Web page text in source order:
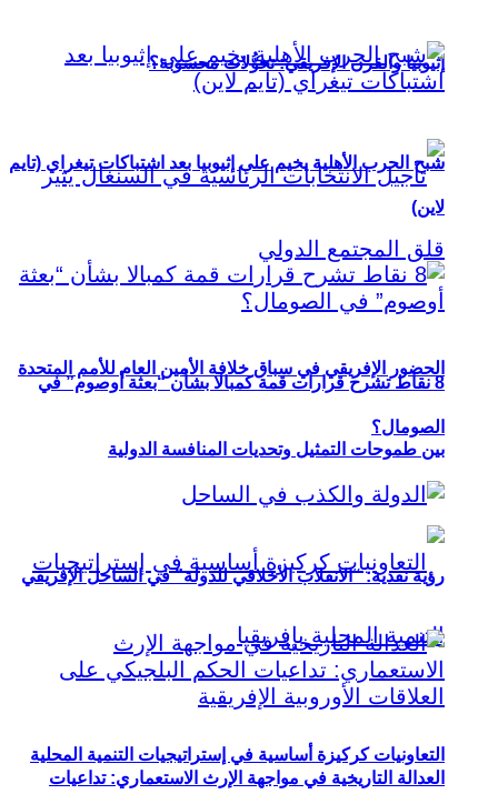
إثيوبيا والقرن الإفريقي: تحوُّلات محسوبة؟
الحضور الإفريقي في سباق خلافة الأمين العام للأمم المتحدة
بين طموحات التمثيل وتحديات المنافسة الدولية
التعاونيات كركيزة أساسية في إستراتيجيات التنمية المحلية
شبح الحرب الأهلية يخيم على إثيوبيا بعد اشتباكات تيغراي (تايم
لاين)
8 نقاط تشرح قرارات قمة كمبالا بشأن “بعثة أوصوم” في
الصومال؟
رؤية نقدية: “الانقلاب الأخلاقي للدولة” في الساحل الإفريقي
العدالة التاريخية في مواجهة الإرث الاستعماري: تداعيات